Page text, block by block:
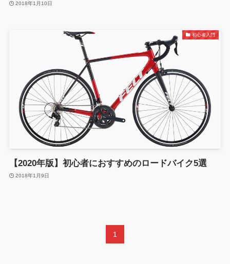
2018年1月10日
初心者入門
【2020年版】初心者におすすめのロードバイク5選
2018年1月9日
1